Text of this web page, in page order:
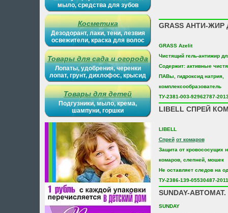
мыло, средства для зубов
Косметика
Дезодорант, лаки, тени, лезвия
освежители, краска для волос
Товары для сада и огорода
Лопаты, удобрения, черенки
лопат, грунт, дихлофос, крысид
Товары для детей
Подгузники, мыло, крема,
шампуни, горшки
GRASS АНТИ-ЖИР
GRASS Azelit
Чистящий гель-антижир
Содержит: активные
ПАВы, гидроксид натрия,
комплексообразователь
ТУ-2381-003-92962787-
LIBELL СПРЕЙ
LIBELL
Спрей от комаров
Защита от кровососущих
комаров, слепней, мошек
Не оставляет следов на
ТУ-2386-139-05530487-2011
SUNDAY-АВТОМАТ.
SUNDAY